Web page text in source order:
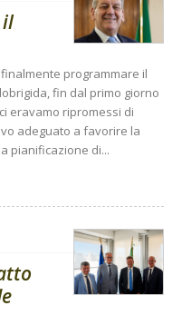
il
programmare il
fin dal primo giorno
eravamo ripromessi di
adeguato a favorire la
pianificazione di...